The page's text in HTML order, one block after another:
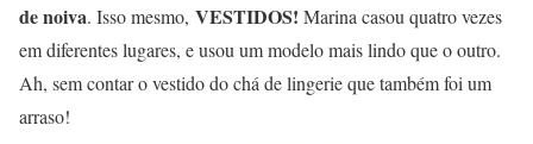
de noiva. Isso mesmo, VESTIDOS! Marina casou quatro vezes
em diferentes lugares, e usou um modelo mais lindo que o outro.
Ah, sem contar o vestido do chá de lingerie que também foi um
arraso!